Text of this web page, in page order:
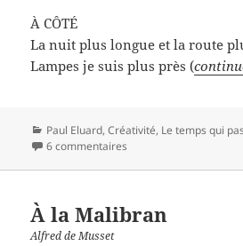
À CÔTÉ
La nuit plus longue et la route
Lampes je suis plus près (
Catégories
Paul Eluard,Créativité, Le temps qui
6 commentaires
À la Malibran
Alfred de Musset